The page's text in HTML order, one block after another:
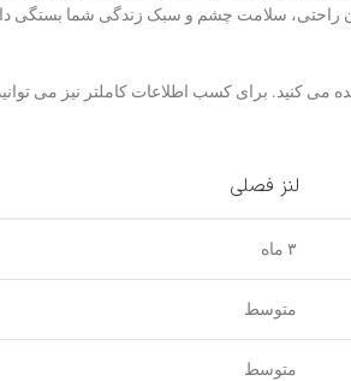
سلامت چشم و سبک زندگی شما بستگی
می کنید. برای کسب اطلاعات کاملتر نیز می
لنز فصلی
۳ ماه
متوسط
متوسط